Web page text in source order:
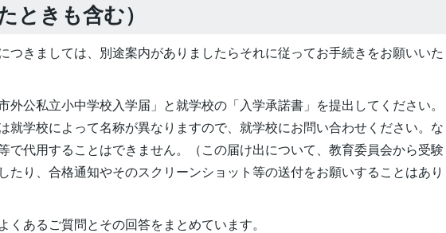
ときも含む）
つきましては、別途案内がありましたらそれに従ってお手続きをお願いいた
外公私立小中学校入学届」と就学校の「入学承諾書」を提出してください。
就学校によって名称が異なりますので、就学校にお問い合わせください。な
で代用することはできません。（この届け出について、教育委員会から受験
たり、合格通知やそのスクリーンショット等の送付をお願いすることはあり
くあるご質問とその回答をまとめています。